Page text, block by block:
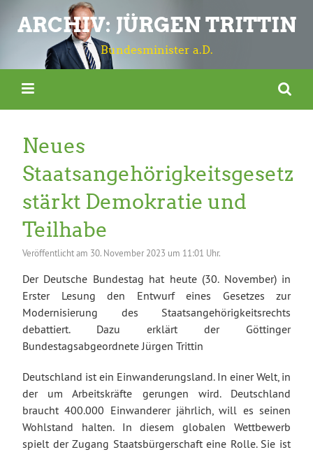
ARCHIV: JÜRGEN TRITTIN
Bundesminister a.D.
Neues
Staatsangehörigkeitsgesetz
stärkt Demokratie und
Teilhabe
Veröffentlicht am 30. November 2023 um 11:01 Uhr.
Der Deutsche Bundestag hat heute (30. November) in
Erster Lesung den Entwurf eines Gesetzes zur
Modernisierung des Staatsangehörigkeitsrechts
debattiert. Dazu erklärt der Göttinger
Bundestagsabgeordnete Jürgen Trittin
Deutschland ist ein Einwanderungsland. In einer Welt, in
der um Arbeitskräfte gerungen wird. Deutschland
braucht 400.000 Einwanderer jährlich, will es seinen
Wohlstand halten. In diesem globalen Wettbewerb
spielt der Zugang Staatsbürgerschaft eine Rolle. Sie ist